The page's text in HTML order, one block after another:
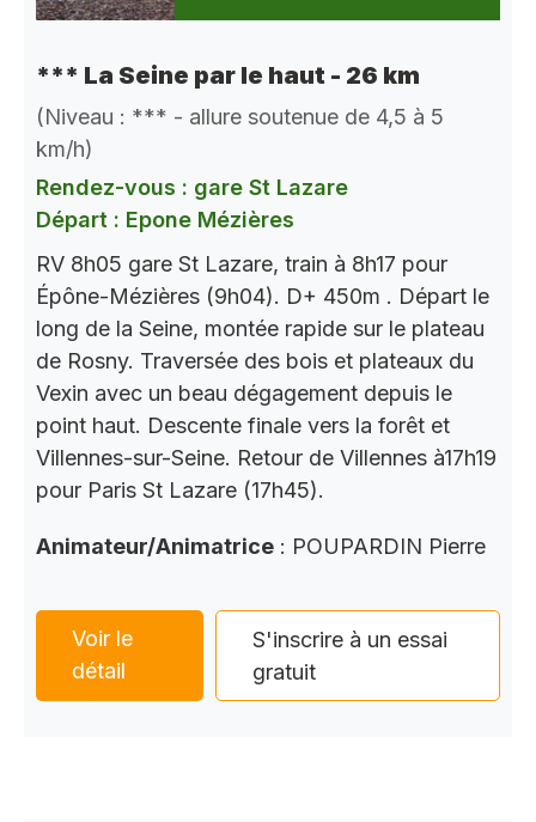
*** La Seine par le haut - 26 km
(Niveau : *** - allure soutenue de 4,5 à 5
km/h)
Rendez-vous : gare St Lazare
Départ : Epone Mézières
RV 8h05 gare St Lazare, train à 8h17 pour
Épône-Mézières (9h04). D+ 450m . Départ le
long de la Seine, montée rapide sur le plateau
de Rosny. Traversée des bois et plateaux du
Vexin avec un beau dégagement depuis le
point haut. Descente finale vers la forêt et
Villennes-sur-Seine. Retour de Villennes à17h19
pour Paris St Lazare (17h45).
Animateur/Animatrice : POUPARDIN Pierre
Voir le
détail
S'inscrire à un essai
gratuit